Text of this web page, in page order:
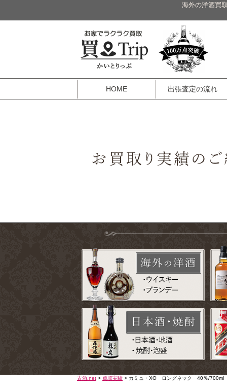
海外の洋酒買
HOME 出張査定の流れ
古酒.net > 買取実績 > カミュ・XO ロングネック 40％/700ml